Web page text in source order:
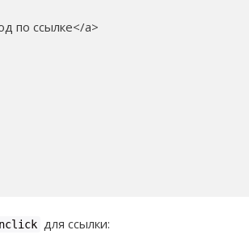
по ссылке</a>
для ссылки: